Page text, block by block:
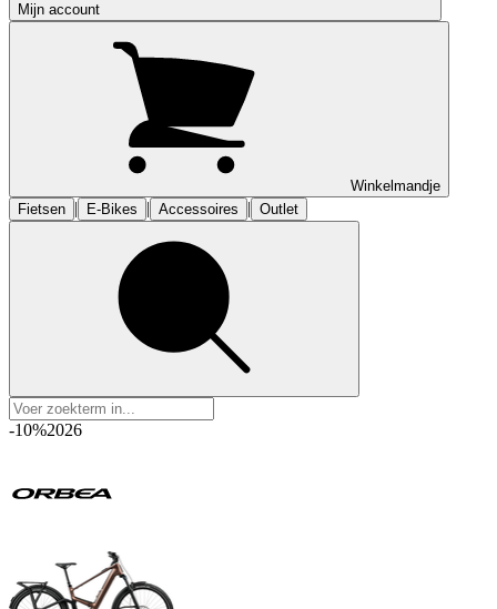
Mijn account
Winkelmandje
Fietsen | E-Bikes | Accessoires | Outlet
-10%2026